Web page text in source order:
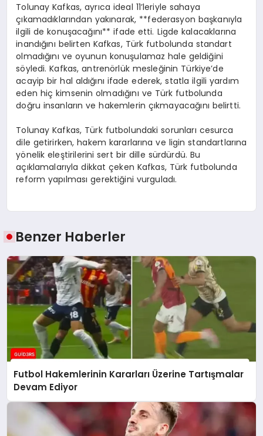
Tolunay Kafkas, ayrıca ideal 11’leriyle sahaya
çıkamadıklarından yakınarak, **federasyon başkanıyla
ilgili de konuşacağını** ifade etti. Ligde kalacaklarına
inandığını belirten Kafkas, Türk futbolunda standart
olmadığını ve oyunun konuşulamaz hale geldiğini
söyledi. Kafkas, antrenörlük mesleğinin Türkiye’de
acayip bir hal aldığını ifade ederek, statla ilgili yardım
eden hiç kimsenin olmadığını ve Türk futbolunda
doğru insanların ve hakemlerin çıkmayacağını belirtti.
Tolunay Kafkas, Türk futbolundaki sorunları cesurca
dile getirirken, hakem kararlarına ve ligin standartlarına
yönelik eleştirilerini sert bir dille sürdürdü. Bu
açıklamalarıyla dikkat çeken Kafkas, Türk futbolunda
reform yapılması gerektiğini vurguladı.
Benzer Haberler
Futbol Hakemlerinin Kararları Üzerine Tartışmalar
Devam Ediyor